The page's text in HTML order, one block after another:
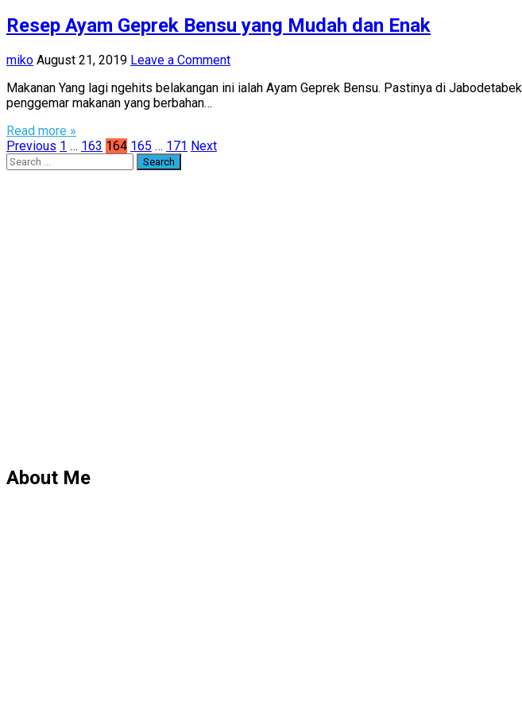
Resep Ayam Geprek Bensu yang Mudah dan Enak
miko August 21, 2019 Leave a Comment
Makanan Yang lagi ngehits belakangan ini ialah Ayam Geprek Bensu. Pastinya di
penggemar makanan yang berbahan…
Read more »
Posts
pagination
Previous 1 … 163 164 165 … 171 Next
Search
for:
About Me